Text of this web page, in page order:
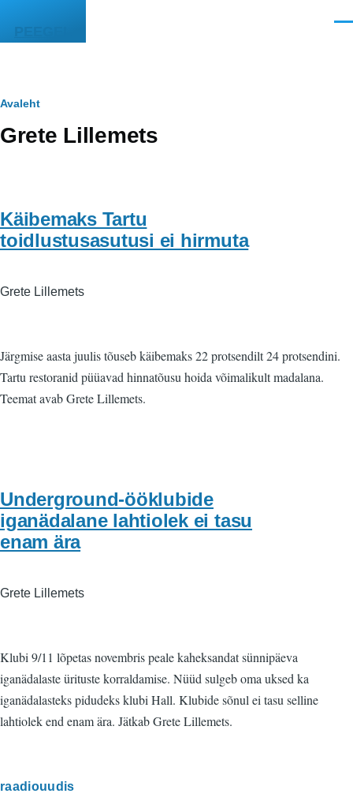
PEEGEL
Leivapuru
Avaleht
Grete Lillemets
Käibemaks Tartu
toidlustusasutusi ei hirmuta
Grete Lillemets
Järgmise aasta juulis tõuseb käibemaks 22 protsendilt 24 protsendini.
Tartu restoranid püüavad hinnatõusu hoida võimalikult madalana.
Teemat avab Grete Lillemets.
Underground-ööklubide
iganädalane lahtiolek ei tasu
enam ära
Grete Lillemets
Klubi 9/11 lõpetas novembris peale kaheksandat sünnipäeva
iganädalaste ürituste korraldamise. Nüüd sulgeb oma uksed ka
iganädalasteks pidudeks klubi Hall. Klubide sõnul ei tasu selline
lahtiolek end enam ära. Jätkab Grete Lillemets.
raadiouudis